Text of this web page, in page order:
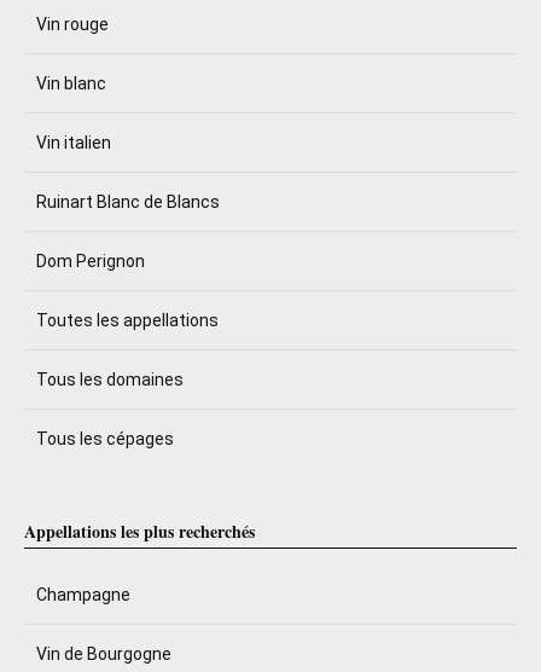
Vin rouge
Vin blanc
Vin italien
Ruinart Blanc de Blancs
Dom Perignon
Toutes les appellations
Tous les domaines
Tous les cépages
Appellations les plus recherchés
Champagne
Vin de Bourgogne